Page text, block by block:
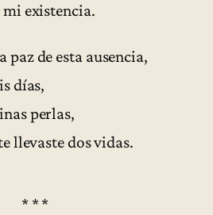
mi existencia.
paz de esta ausencia,
días,
perlas,
llevaste dos vidas.
* * *